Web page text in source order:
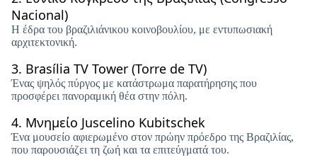
Nacional)
Η έδρα του βραζιλιάνικου κοινοβουλίου, με εντυπωσιακή
αρχιτεκτονική.
3. Brasília TV Tower (Torre de TV)
Ένας ψηλός πύργος με κατάστρωμα παρατήρησης που
προσφέρει πανοραμική θέα στην πόλη.
4. Μνημείο Juscelino Kubitschek
Ένα μουσείο αφιερωμένο στον πρώην πρόεδρο της Βραζιλίας,
που παρουσιάζει τη ζωή και τα επιτεύγματά του.